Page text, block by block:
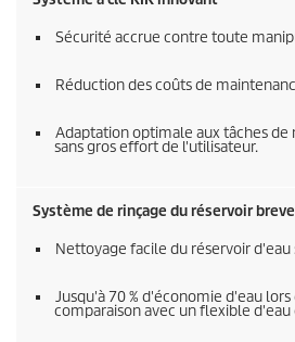
Sécurité accrue contre toute
Réduction des coûts de
Adaptation optimale aux tâches
sans gros effort de l'utilisateur.
Système de rinçage du réservoir
Nettoyage facile du réservoir d'eau
Jusqu'à 70 % d'économie d'eau
comparaison avec un flexible d'eau